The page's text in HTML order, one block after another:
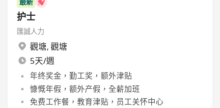
护士
匯誠人力
觀塘, 觀塘
5天/週
年终奖金，勤工奖，额外津贴
慷慨年假，额外产假，全薪加班
免费工作餐，教育津贴，员工关怀中心